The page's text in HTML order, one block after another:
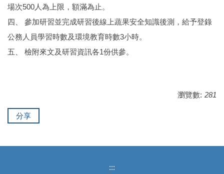
場次500人為上限，額滿為止。
四、 參加研習並完成研習後線上蔬果安全知識後測，給予登錄
公務人員學習時數及環境教育時數3小時。
五、 檢附來文及研習資訊各1份供參。
瀏覽數: 281
分享
:::